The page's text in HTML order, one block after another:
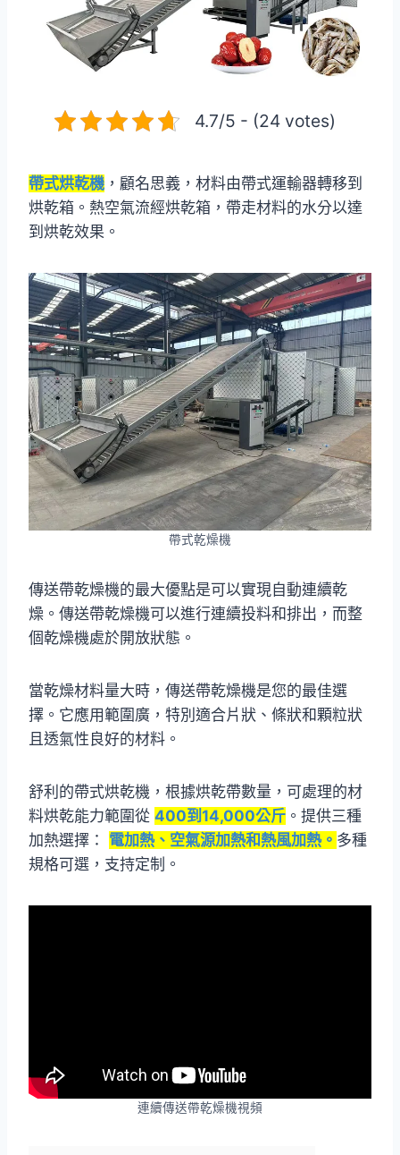
4.7/5 - (24 votes)
帶式烘乾機 ，顧名思義，材料由帶式運輸器轉移到
烘乾箱。熱空氣流經烘乾箱，帶走材料的水分以達
到烘乾效果。
帶式乾燥機
傳送帶乾燥機的最大優點是可以實現自動連續乾
燥。傳送帶乾燥機可以進行連續投料和排出，而整
個乾燥機處於開放狀態。
當乾燥材料量大時，傳送帶乾燥機是您的最佳選
擇。它應用範圍廣，特別適合片狀、條狀和顆粒狀
且透氣性良好的材料。
舒利的帶式烘乾機，根據烘乾帶數量，可處理的材
料烘乾能力範圍從 400到14,000公斤 。提供三種
加熱選擇： 電加熱、空氣源加熱和熱風加熱。 多種
規格可選，支持定制。
連續傳送帶乾燥機視頻